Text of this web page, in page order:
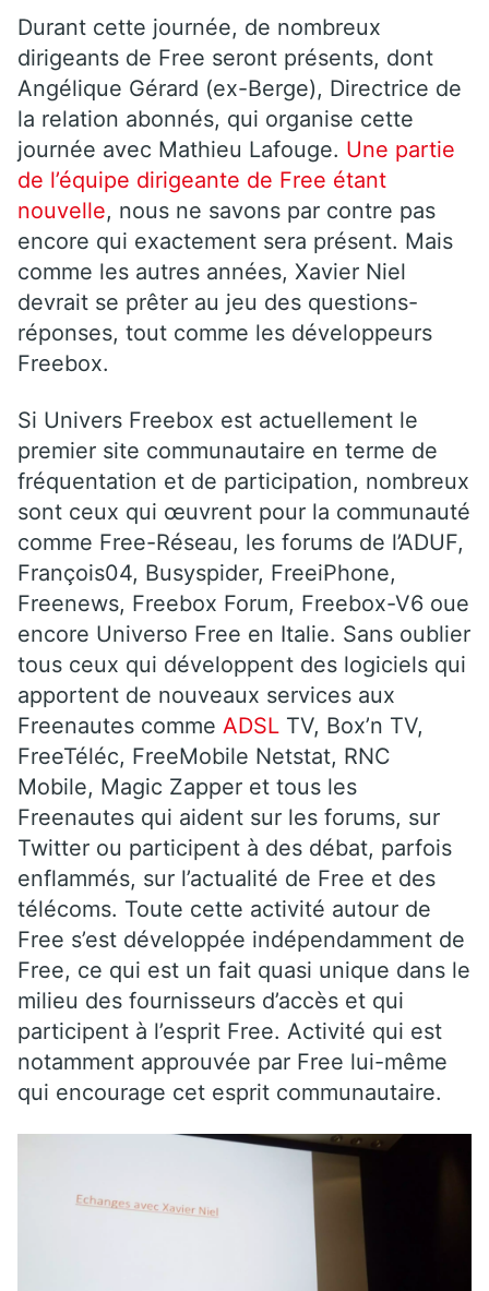
Durant cette journée, de nombreux
dirigeants de Free seront présents, dont
Angélique Gérard (ex-Berge), Directrice de
la relation abonnés, qui organise cette
journée avec Mathieu Lafouge. Une partie
de l’équipe dirigeante de Free étant
nouvelle, nous ne savons par contre pas
encore qui exactement sera présent. Mais
comme les autres années, Xavier Niel
devrait se prêter au jeu des questions-
réponses, tout comme les développeurs
Freebox.
Si Univers Freebox est actuellement le
premier site communautaire en terme de
fréquentation et de participation, nombreux
sont ceux qui œuvrent pour la communauté
comme Free-Réseau, les forums de l’ADUF,
François04, Busyspider, FreeiPhone,
Freenews, Freebox Forum, Freebox-V6 oue
encore Universo Free en Italie. Sans oublier
tous ceux qui développent des logiciels qui
apportent de nouveaux services aux
Freenautes comme ADSL TV, Box’n TV,
FreeTéléc, FreeMobile Netstat, RNC
Mobile, Magic Zapper et tous les
Freenautes qui aident sur les forums, sur
Twitter ou participent à des débat, parfois
enflammés, sur l’actualité de Free et des
télécoms. Toute cette activité autour de
Free s’est développée indépendamment de
Free, ce qui est un fait quasi unique dans le
milieu des fournisseurs d’accès et qui
participent à l’esprit Free. Activité qui est
notamment approuvée par Free lui-même
qui encourage cet esprit communautaire.